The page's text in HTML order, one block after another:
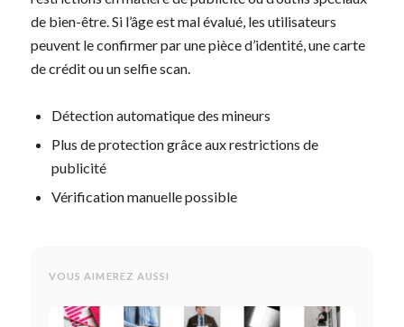
de bien-être. Si l’âge est mal évalué, les utilisateurs
peuvent le confirmer par une pièce d’identité, une carte
de crédit ou un selfie scan.
Détection automatique des mineurs
Plus de protection grâce aux restrictions de
publicité
Vérification manuelle possible
VOUS AIMEREZ AUSSI